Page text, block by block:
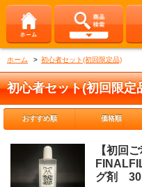
ホーム > 初心者セット(初回限定品)
初心者セット(初回限定
おすすめ順 価格順
【初回
グ剤